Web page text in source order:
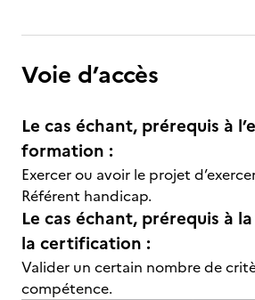
Voie d’accès
Le cas échant, prérequis à
formation :
Exercer ou avoir le projet
Référent handicap.
Le cas échant, prérequis à
la certification :
Valider un certain nombre de
compétence.